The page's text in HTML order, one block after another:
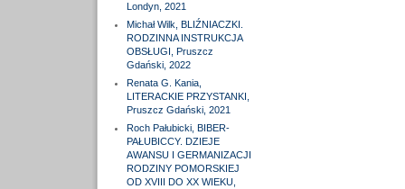
Londyn, 2021
Michał Wilk, BLIŹNIACZKI.
RODZINNA INSTRUKCJA
OBSŁUGI, Pruszcz
Gdański, 2022
Renata G. Kania,
LITERACKIE PRZYSTANKI,
Pruszcz Gdański, 2021
Roch Pałubicki, BIBER-
PAŁUBICCY. DZIEJE
AWANSU I GERMANIZACJI
RODZINY POMORSKIEJ
OD XVIII DO XX WIEKU,